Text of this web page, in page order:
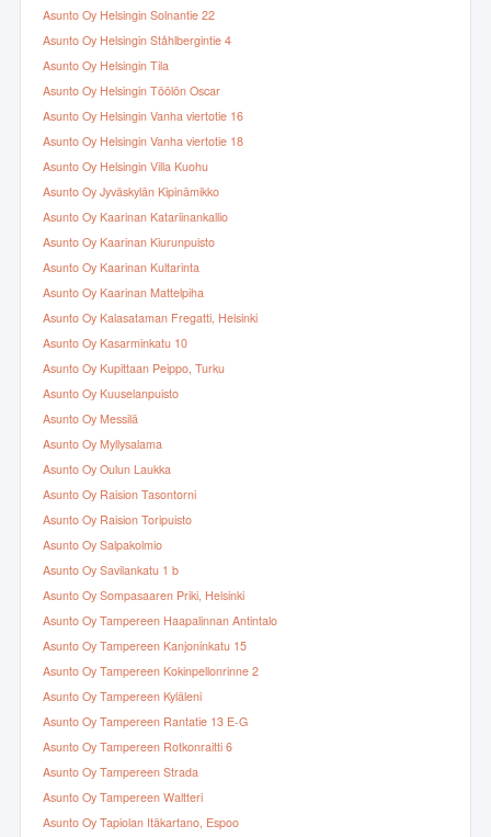
Asunto Oy Helsingin Solnantie 22
Asunto Oy Helsingin Ståhlbergintie 4
Asunto Oy Helsingin Tila
Asunto Oy Helsingin Töölön Oscar
Asunto Oy Helsingin Vanha viertotie 16
Asunto Oy Helsingin Vanha viertotie 18
Asunto Oy Helsingin Villa Kuohu
Asunto Oy Jyväskylän Kipinämikko
Asunto Oy Kaarinan Katariinankallio
Asunto Oy Kaarinan Kiurunpuisto
Asunto Oy Kaarinan Kultarinta
Asunto Oy Kaarinan Mattelpiha
Asunto Oy Kalasataman Fregatti, Helsinki
Asunto Oy Kasarminkatu 10
Asunto Oy Kupittaan Peippo, Turku
Asunto Oy Kuuselanpuisto
Asunto Oy Messilä
Asunto Oy Myllysalama
Asunto Oy Oulun Laukka
Asunto Oy Raision Tasontorni
Asunto Oy Raision Toripuisto
Asunto Oy Salpakolmio
Asunto Oy Savilankatu 1 b
Asunto Oy Sompasaaren Priki, Helsinki
Asunto Oy Tampereen Haapalinnan Antintalo
Asunto Oy Tampereen Kanjoninkatu 15
Asunto Oy Tampereen Kokinpellonrinne 2
Asunto Oy Tampereen Kyläleni
Asunto Oy Tampereen Rantatie 13 E-G
Asunto Oy Tampereen Rotkonraitti 6
Asunto Oy Tampereen Strada
Asunto Oy Tampereen Waltteri
Asunto Oy Tapiolan Itäkartano, Espoo